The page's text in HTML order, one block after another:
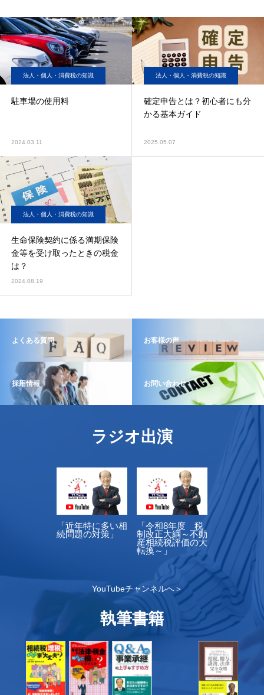
法人・個人・消費税の知識
駐車場の使用料
2024.03.11
法人・個人・消費税の知識
確定申告とは？初心者にも分
かる基本ガイド
2025.05.07
法人・個人・消費税の知識
生命保険契約に係る満期保険
金等を受け取ったときの税金
は？
2024.08.19
よくある質問 お客様の声
採用情報 お問い合わせ
ラジオ出演
「近年特に多い相
続問題の対策」
「令和8年度 税
制改正大綱～不動
産相続税評価の大
転換～」
YouTubeチャンネルへ＞
執筆書籍